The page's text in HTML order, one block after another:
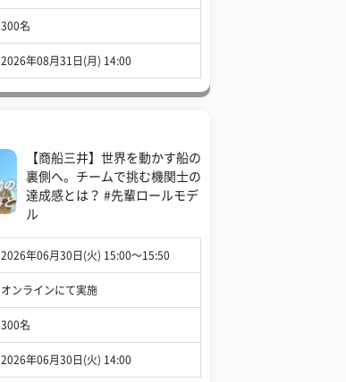
300名
2026年08月31日(月) 14:00
【商船三井】世界を動かす船の
裏側へ。チームで挑む機関士の
達成感とは？ #先輩ロールモデ
ル
2026年06月30日(火) 15:00〜15:50
オンラインにて実施
300名
2026年06月30日(火) 14:00